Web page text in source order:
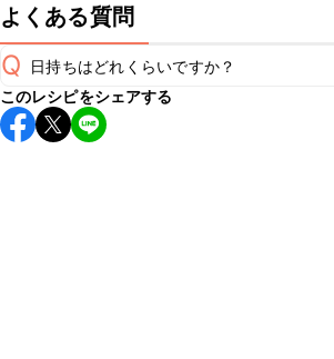
よくある質問
Q 日持ちはどれくらいですか？
こちらのレシピは出来たてをお召し上がり
すすめします。
このレシピをシェアする